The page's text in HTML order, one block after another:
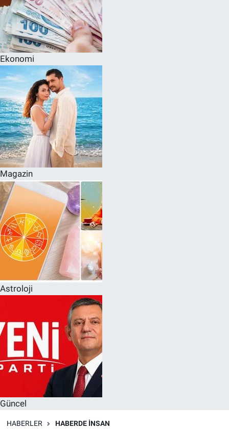
Ekonomi
Magazin
Astroloji
Güncel
HABERLER HABERDE INSAN